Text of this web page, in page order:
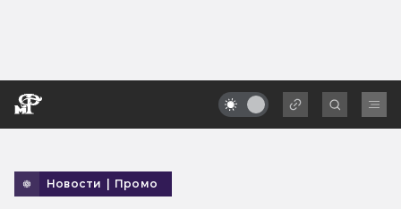
Новости | Промо